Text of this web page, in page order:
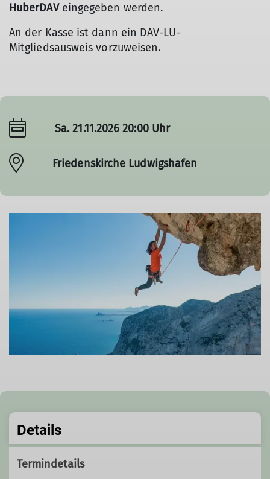
HuberDAVeingegeben werden.
An der Kasse ist dann ein DAV-LU-
Mitgliedsausweis vorzuweisen.
Sa. 21.11.2026 20:00 Uhr
Friedenskirche Ludwigshafen
Details
Termindetails